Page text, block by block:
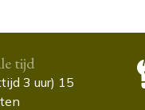
tijd
3 uur) 15